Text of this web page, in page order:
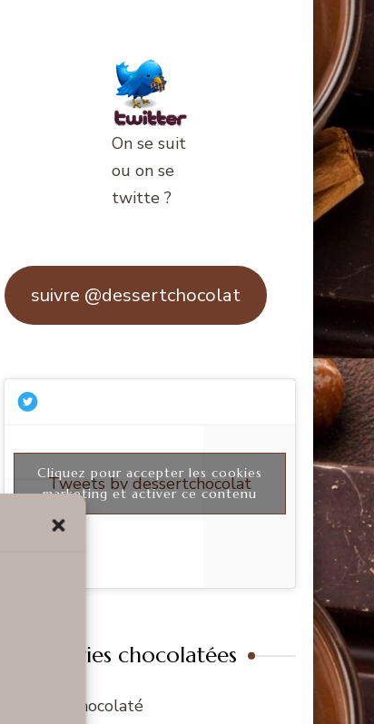
On se suit
ou on se
twitte ?
suivre @dessertchocolat
Tweets by dessertchocolat
Cliquez pour accepter les cookies
marketing et activer ce contenu
Catégories chocolatées
Fun & chocolaté